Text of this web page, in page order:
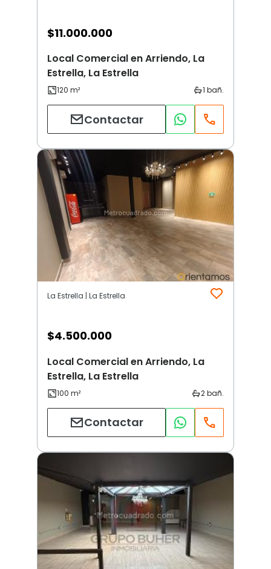
$11.000.000
Local Comercial en Arriendo, La
Estrella, La Estrella
Contactar
La Estrella | La Estrella
$4.500.000
Local Comercial en Arriendo, La
Estrella, La Estrella
Contactar